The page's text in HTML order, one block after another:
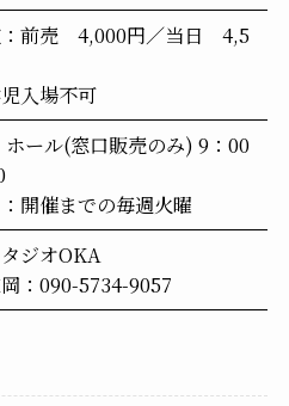
：前売 4,000円／当日 4,5
入場不可
ホール(窓口販売のみ) 9：00
開催までの毎週火曜
ジオOKA
：090-5734-9057